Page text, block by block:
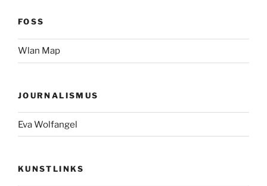
FOSS
Wlan Map
JOURNALISMUS
Eva Wolfangel
KUNSTLINKS